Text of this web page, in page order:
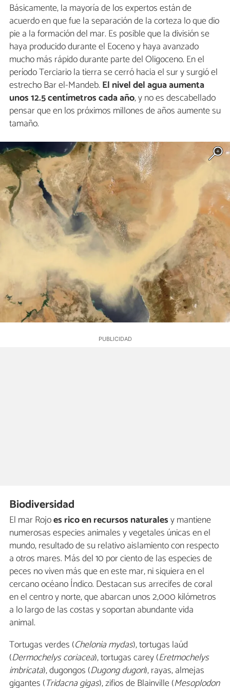
Básicamente, la mayoría de los expertos están de
acuerdo en que fue la separación de la corteza lo que dio
pie a la formación del mar. Es posible que la división se
haya producido durante el Eoceno y haya avanzado
mucho más rápido durante parte del Oligoceno. En el
período Terciario la tierra se cerró hacia el sur y surgió el
estrecho Bar el-Mandeb. El nivel del agua aumenta
unos 12.5 centímetros cada año, y no es descabellado
pensar que en los próximos millones de años aumente su
tamaño.
Biodiversidad
El mar Rojoes rico en recursos naturalesy mantiene
numerosas especies animales y vegetales únicas en el
mundo, resultado de su relativo aislamiento con respecto
a otros mares. Más del 10 por ciento de las especies de
peces no viven más que en este mar, ni siquiera en el
cercano océano Índico. Destacan sus arrecifes de coral
en el centro y norte, que abarcan unos 2,000 kilómetros
a lo largo de las costas y soportan abundante vida
animal.
Tortugas verdes (Chelonia mydas), tortugas laúd
(Dermochelys coriacea), tortugas carey (Eretmochelys
imbricata), dugongos (Dugong dugon), rayas, almejas
gigantes (Tridacna gigas), zifios de Blainville (Mesoplodon